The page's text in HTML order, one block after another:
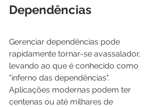
Dependências
Gerenciar dependências pode
rapidamente tornar-se avassalador,
levando ao que é conhecido como
"inferno das dependências".
Aplicações modernas podem ter
centenas ou até milhares de